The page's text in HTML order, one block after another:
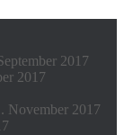
2017
2017
November 2017